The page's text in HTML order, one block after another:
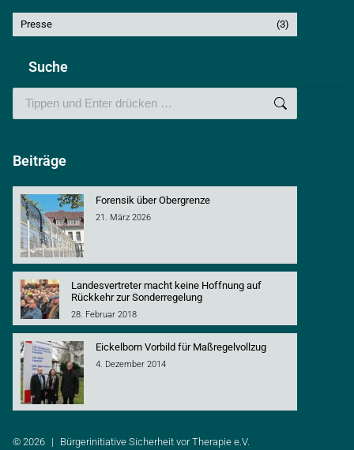
Presse (3)
Suche
Beiträge
Forensik über Obergrenze
21. März 2026
Landesvertreter macht keine Hoffnung auf
Rückkehr zur Sonderregelung
28. Februar 2018
Eickelborn Vorbild für Maßregelvollzug
4. Dezember 2014
© 2026 | Bürgerinitiative Sicherheit vor Therapie e.V.